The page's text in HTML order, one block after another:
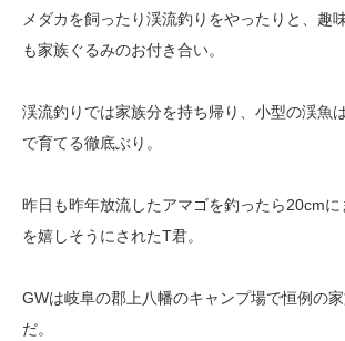
メダカを飼ったり渓流釣りをやったりと、趣
も家族ぐるみのお付き合い。
渓流釣りでは家族分を持ち帰り、小型の渓魚
で育てる徹底ぶり。
昨日も昨年放流したアマゴを釣ったら20cm
を嬉しそうにされたT君。
GWは岐阜の郡上八幡のキャンプ場で恒例の
だ。